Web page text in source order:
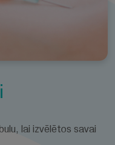
lai izvēlētos savai